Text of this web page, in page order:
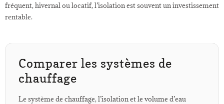
fréquent, hivernal ou locatif, l’isolation est souvent un investissement
rentable.
Comparer les systèmes de
chauffage
Le système de chauffage, l’isolation et le volume d’eau